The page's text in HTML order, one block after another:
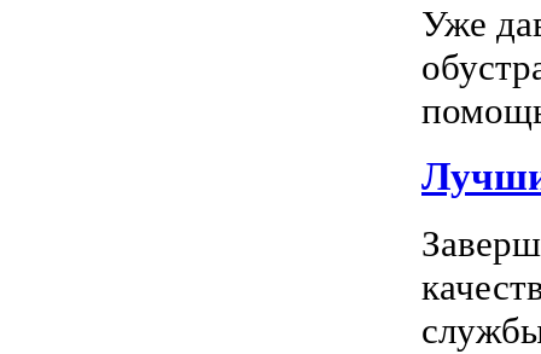
Уже